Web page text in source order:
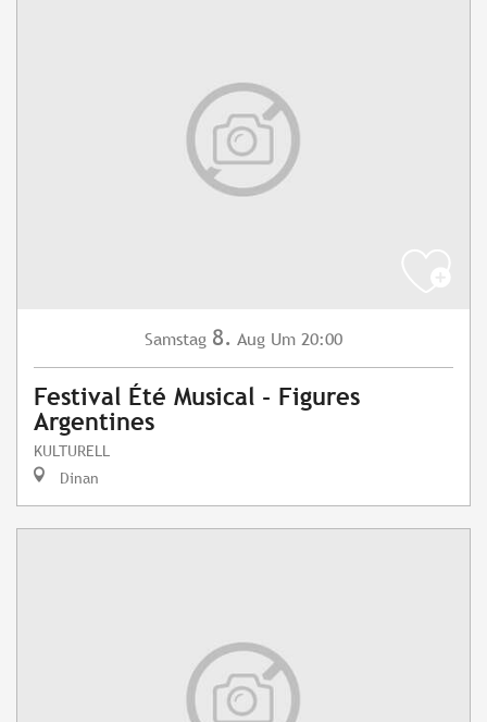
Samstag 8. Aug Um 20:00
Festival Été Musical - Figures
Argentines
KULTURELL
Dinan